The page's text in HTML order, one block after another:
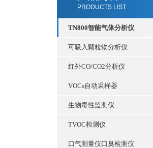
PRODUCTS LIST
TN800智能气体分析仪
可吸入颗粒物分析仪
红外CO/CO2分析仪
VOCs自动采样器
生物毒性监测仪
TVOC检测仪
口气测量仪口臭检测仪